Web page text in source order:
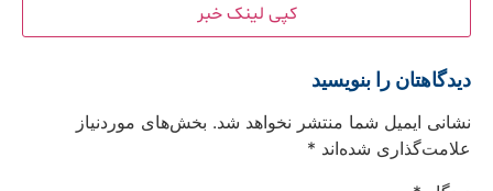
کپی لینک خبر
دیدگاهتان را بنویسید
نشانی ایمیل شما منتشر نخواهد شد. بخش‌های موردنیاز
علامت‌گذاری شده‌اند *